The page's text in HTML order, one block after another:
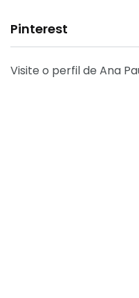
Pinterest
Visite o perfil de Ana